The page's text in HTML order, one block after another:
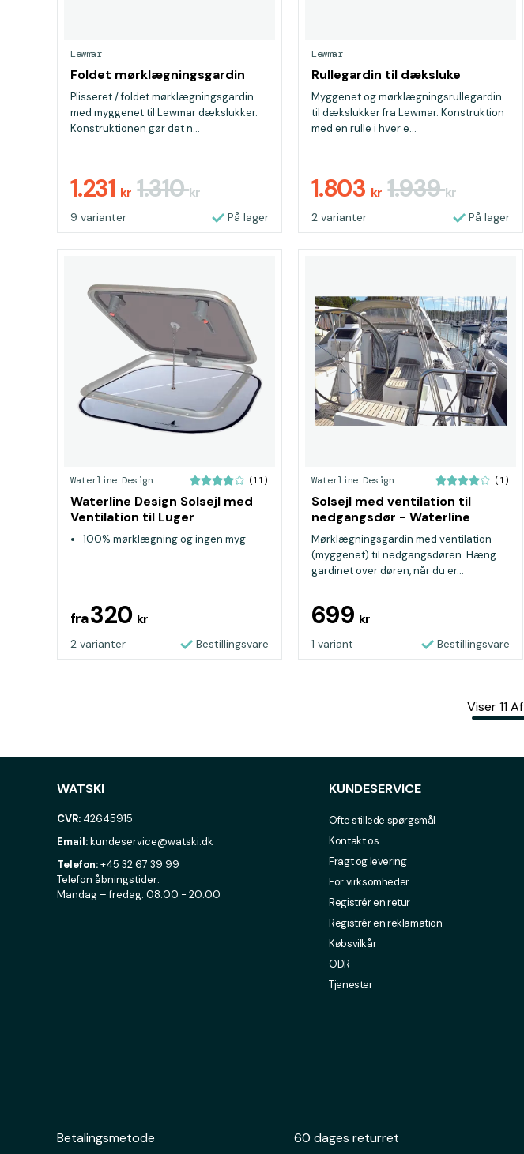
Lewmar
Foldet mørklægningsgardin
Plisseret / foldet mørklægningsgardin
med myggenet til Lewmar dækslukker.
Konstruktionen gør det n...
1.231 kr 1.310kr
9 varianter På lager
Lewmar
Rullegardin til dæksluke
Myggenet og mørklægningsrullegardin
til dækslukker fra Lewmar. Konstruktion
med en rulle i hver e...
1.803 kr 1.939kr
2 varianter På lager
Waterline Design (11)
Waterline Design Solsejl med
Ventilation til Luger
100% mørklægning og ingen myg
fra320 kr
2 varianter Bestillingsvare
Waterline Design (1)
Solsejl med ventilation til
nedgangsdør - Waterline
Design
Mørklægningsgardin med ventilation
(myggenet) til nedgangsdøren. Hæng
gardinet over døren, når du er...
699 kr
1 variant Bestillingsvare
Viser 11 Af
WATSKI
CVR: 42645915
Email:kundeservice@watski.dk
Telefon:+45 32 67 39 99
Telefon åbningstider:
Mandag – fredag: 08:00 - 20:00
KUNDESERVICE
Ofte stillede spørgsmål
Kontakt os
Fragt og levering
For virksomheder
Registrér en retur
Registrér en reklamation
Købsvilkår
ODR
Tjenester
Betalingsmetode 60 dages returret